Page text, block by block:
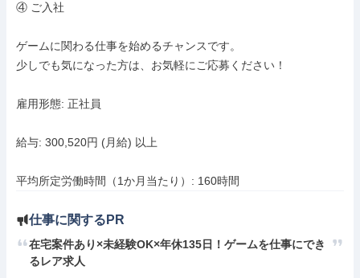
④ ご入社
ゲームに関わる仕事を始めるチャンスです。
少しでも気になった方は、お気軽にご応募ください！
雇用形態: 正社員
給与: 300,520円 (月給) 以上
平均所定労働時間（1か月当たり）: 160時間
仕事に関するPR
在宅案件あり×未経験OK×年休135日！ゲームを仕事にでき
るレア求人